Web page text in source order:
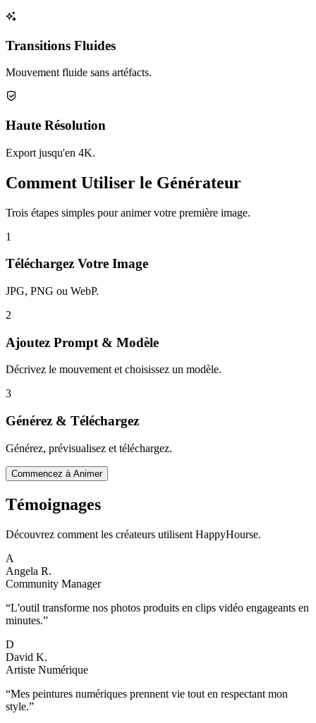
Transitions Fluides
Mouvement fluide sans artéfacts.
Haute Résolution
Export jusqu'en 4K.
Comment Utiliser le Générateur
Trois étapes simples pour animer votre première image.
1
Téléchargez Votre Image
JPG, PNG ou WebP.
2
Ajoutez Prompt & Modèle
Décrivez le mouvement et choisissez un modèle.
3
Générez & Téléchargez
Générez, prévisualisez et téléchargez.
Commencez à Animer
Témoignages
Découvrez comment les créateurs utilisent HappyHourse.
A
Angela R.
Community Manager
“L'outil transforme nos photos produits en clips vidéo engageants en
minutes.”
D
David K.
Artiste Numérique
“Mes peintures numériques prennent vie tout en respectant mon
style.”